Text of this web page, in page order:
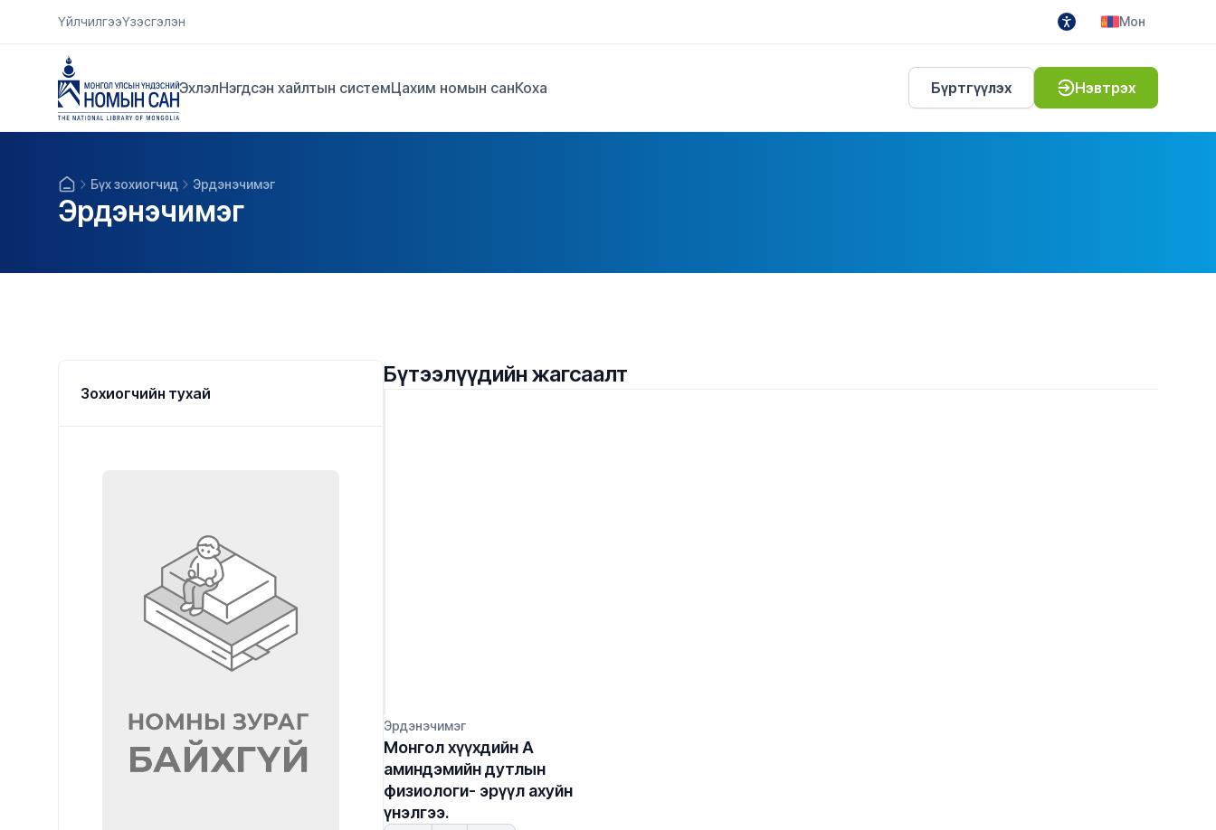
ҮйлчилгээҮзэсгэлэн Мон
ЭхлэлНэгдсэн хайлтын системЦахим номын санКоха Бүртгүүлэх Нэвтрэх
Бүх зохиогчид Эрдэнэчимэг
Эрдэнэчимэг
Зохиогчийн тухай
Бүтээлүүдийн жагсаалт
Эрдэнэчимэг
Монгол хүүхдийн А
аминдэмийн дутлын
физиологи- эрүүл ахуйн
үнэлгээ.